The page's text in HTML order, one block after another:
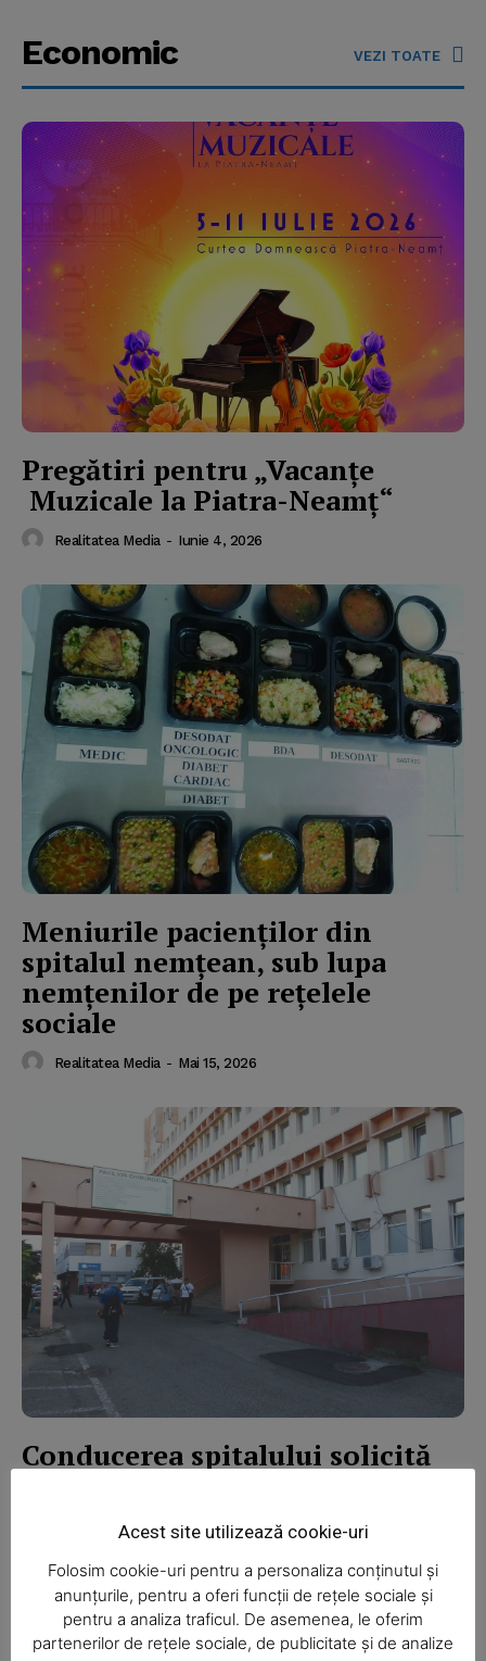
News Week
Economic VEZI TOATE
Pregătiri pentru „Vacanţe
Muzicale la Piatra-Neamţ“
Realitatea Media - Iunie 4, 2026
Meniurile pacienţilor din
spitalul nemţean, sub lupa
nemţenilor de pe reţelele
sociale
Realitatea Media - Mai 15, 2026
Conducerea spitalului solicită
zona acută în cea de îngrijiri
palliative
Realitatea Media - Mai 8, 2026
Cazinourile şi păcănelele dispar din Piatra-Neamţ
Acest site utilizează cookie-uri
Folosim cookie-uri pentru a personaliza conținutul și
anunțurile, pentru a oferi funcții de rețele sociale și
pentru a analiza traficul. De asemenea, le oferim
partenerilor de rețele sociale, de publicitate și de analize